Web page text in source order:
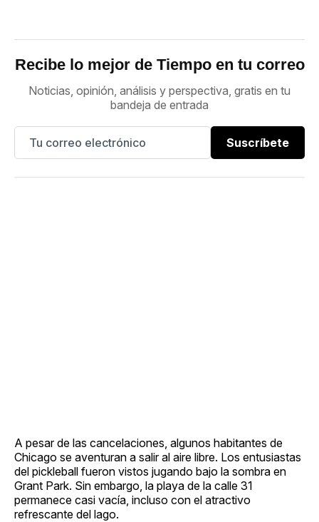
Recibe lo mejor de Tiempo en tu correo
Noticias, opinión, análisis y perspectiva, gratis en tu
bandeja de entrada
Suscríbete
A pesar de las cancelaciones, algunos habitantes de
Chicago se aventuran a salir al aire libre. Los entusiastas
del pickleball fueron vistos jugando bajo la sombra en
Grant Park. Sin embargo, la playa de la calle 31
permanece casi vacía, incluso con el atractivo
refrescante del lago.